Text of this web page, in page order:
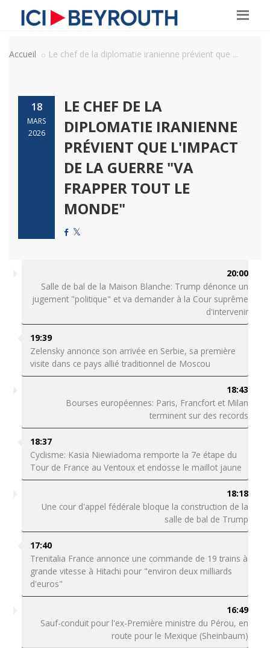
Accueil Le chef de la diplomatie iranienne prévient que ...
18
MARS
2026
LE CHEF DE LA
DIPLOMATIE IRANIENNE
PRÉVIENT QUE L'IMPACT
DE LA GUERRE "VA
FRAPPER TOUT LE
MONDE"
20:00
Salle de bal de la Maison Blanche: Trump dénonce un
jugement "politique" et va demander à la Cour suprême
d'intervenir
19:39
Zelensky annonce son arrivée en Serbie, sa première
visite dans ce pays allié traditionnel de Moscou
18:43
Bourses européennes: Paris, Francfort et Milan
terminent sur des records
18:37
Cyclisme: Kasia Niewiadoma remporte la 7e étape du
Tour de France au Ventoux et endosse le maillot jaune
18:18
Une cour d'appel fédérale bloque la construction de la
salle de bal de Trump
17:40
Trenitalia France annonce une commande de 19 trains à
grande vitesse à Hitachi pour "environ deux milliards
d'euros"
16:49
Sauf-conduit pour l'ex-Première ministre du Pérou, en
route pour le Mexique (Sheinbaum)